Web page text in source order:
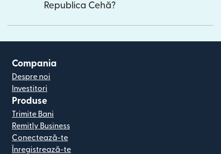
Republica Cehă?
Compania
Despre noi
Investitori
Produse
Trimite Bani
Remitly Business
Conectează-te
Înregistrează-te